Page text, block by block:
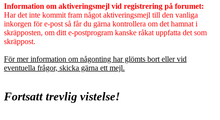
Information om aktiveringsmejl vid registrering på forumet:
Har det inte kommit fram något aktiveringsmejl till den vanliga
inkorgen för e-post så får du gärna kontrollera om det hamnat i
skräpposten, om ditt e-postprogram kanske råkat uppfatta det som
skräppost.
För mer information om någonting har glömts bort eller vid
eventuella frågor, skicka gärna ett mejl.
Fortsatt trevlig vistelse!